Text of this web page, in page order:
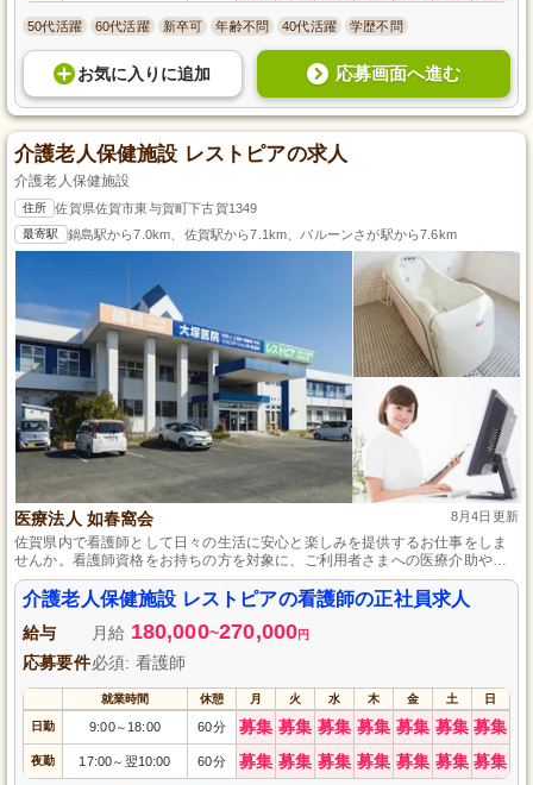
50代活躍 60代活躍 新卒可 年齢不問 40代活躍 学歴不問
お気に入り に追加 応募画面へ進む
介護老人保健施設 レストピアの求人
介護老人保健施設
住所 佐賀県佐賀市東与賀町下古賀1349
最寄駅 鍋島駅から7.0km、佐賀駅から7.1km、バルーンさが駅から7.6km
医療法人 如春窩会 8月4日更新
佐賀県内で看護師として日々の生活に安心と楽しみを提供するお仕事をしま
せんか。看護師資格をお持ちの方を対象に、ご利用者さまへの医療介助や看
護業務全般をお任せします。職場は駐車場完備でマイカー通勤可能、賞与は
年2回あり、あなたの頑張りをしっかり評価します。安定した職場で充実した
看護のキャリアを築きませんか。
介護老人保健施設 レストピアの看護師の正社員求人
給与 月給 180,000~270,000円
応募要件必須: 看護師
就業時間 休憩 月 火 水 木 金 土 日
日勤 9:00～ 18:00 60分 募集 募集 募集 募集 募集 募集 募集
夜勤 17:00～ 翌10:00 60分 募集 募集 募集 募集 募集 募集 募集